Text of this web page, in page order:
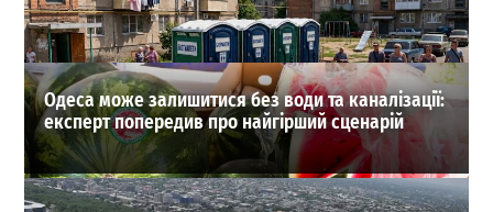
ВИБІР РЕДАКЦІЇ
Одеса може залишитися без води та каналізації:
експерт попередив про найгірший сценарій